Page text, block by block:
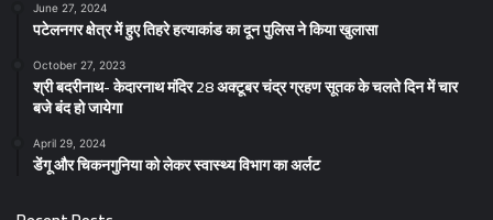
June 27, 2024
पटेलनगर क्षेत्र में हुए तिहरे हत्याकांड का दून पुलिस ने किया खुलासा
October 27, 2023
श्री बदरीनाथ- केदारनाथ मंदिर 28 अक्टूबर चंद्र ग्रहण सूतक के चलते दिन में चार
बजे बंद हो जायेगा
April 29, 2024
डेंगू और चिकनगुनिया को लेकर स्वास्थ्य विभाग का अर्लट